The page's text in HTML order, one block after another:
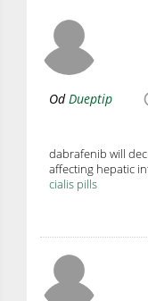
OdDueptip
dabrafenib will
affecting hepatic
cialis pills